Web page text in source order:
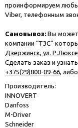
проинформируем
Viber, телефонным
Самовывоз: Вы
компании “ТЗС”
Дзержинск, ул.
Сделать заказ и
+375(29)800-09-66 ,
Производитель:
INNOVERT
Danfoss
M-Driver
Schneider